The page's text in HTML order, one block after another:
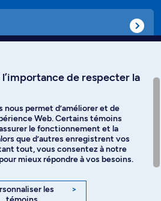
Instagram
YouTube
l’importance de respecter la
nous permet d’améliorer et de
Web. Certains témoins
le fonctionnement et la
que d’autres enregistrent vos
tout, vous consentez à notre
mieux répondre à vos besoins.
les
>